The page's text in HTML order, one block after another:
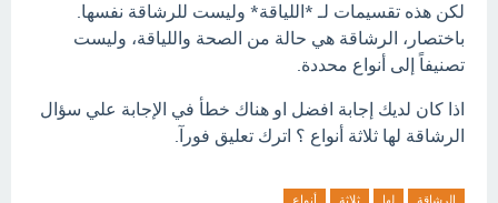
لكن هذه تقسيمات لـ *اللياقة* وليست للرشاقة نفسها.
باختصار، الرشاقة هي حالة من الصحة واللياقة، وليست
تصنيفاً إلى أنواع محددة.
اذا كان لديك إجابة افضل او هناك خطأ في الإجابة علي سؤال
الرشاقة لها ثلاثة أنواع ؟ اترك تعليق فورآ.
الرشاقة لها ثلاثة أنواع